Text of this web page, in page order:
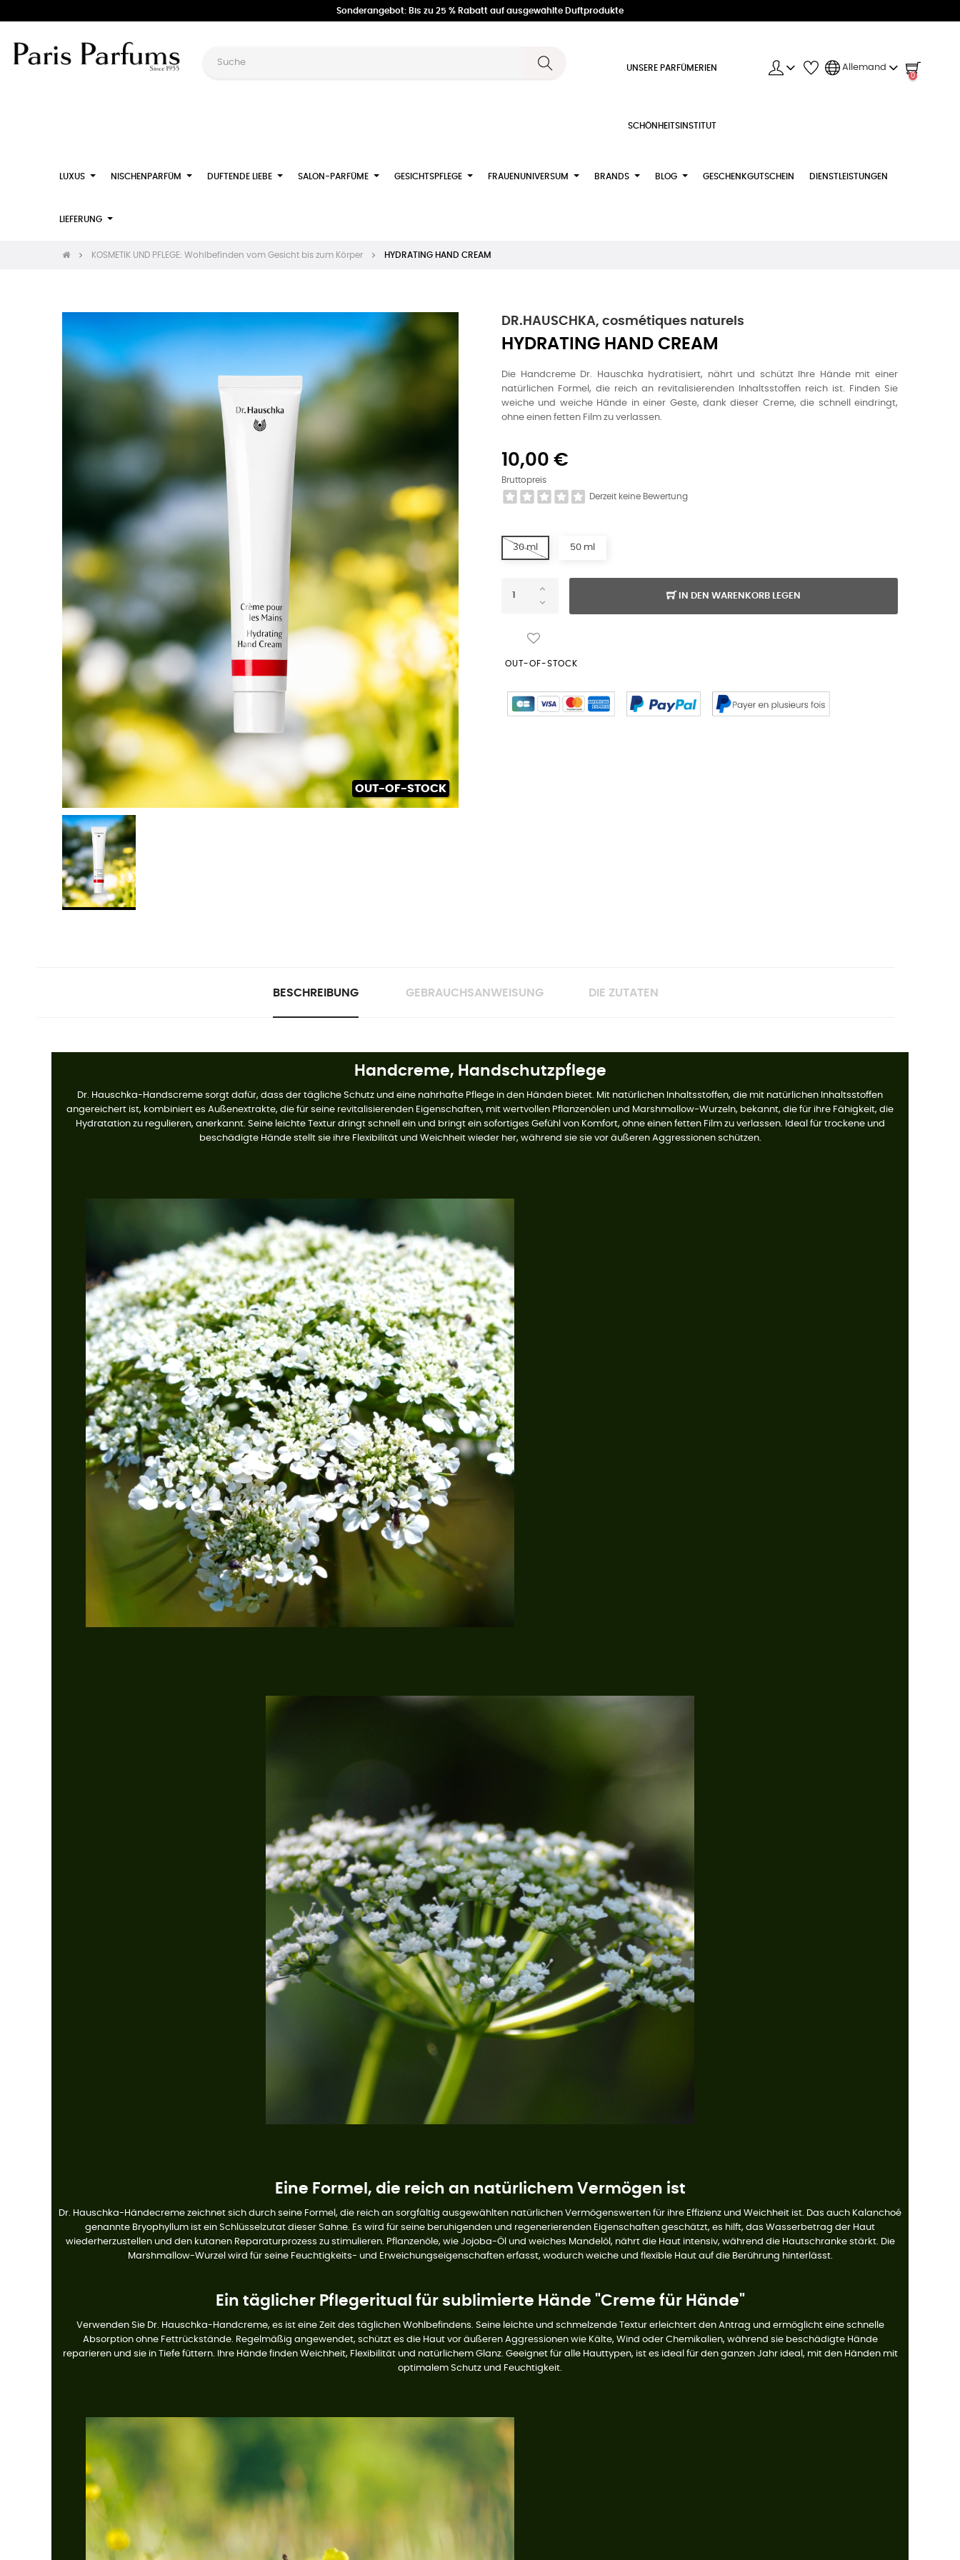
Sonderangebot: Bis zu 25 % Rabatt auf ausgewählte Duftprodukte
UNSERE PARFÜMERIEN
SCHÖNHEITSINSTITUT
Allemand
0
LUXUS NISCHENPARFÜM DUFTENDE LIEBE SALON-PARFÜME GESICHTSPFLEGE FRAUENUNIVERSUM BRANDS BLOG GESCHENKGUTSCHEIN DIENSTLEISTUNGEN
LIEFERUNG
KOSMETIK UND PFLEGE: Wohlbefinden vom Gesicht bis zum Körper HYDRATING HAND CREAM
OUT-OF-STOCK
DR.HAUSCHKA, cosmétiques naturels
HYDRATING HAND CREAM
Die Handcreme Dr. Hauschka hydratisiert, nährt und schützt Ihre Hände mit einer
natürlichen Formel, die reich an revitalisierenden Inhaltsstoffen reich ist. Finden Sie
weiche und weiche Hände in einer Geste, dank dieser Creme, die schnell eindringt,
ohne einen fetten Film zu verlassen.
10,00 €
Bruttopreis
Derzeit keine Bewertung
30 ml 50 ml
IN DEN WARENKORB LEGEN
OUT-OF-STOCK
BESCHREIBUNG GEBRAUCHSANWEISUNG DIE ZUTATEN
Handcreme, Handschutzpflege
Dr. Hauschka-Handscreme sorgt dafür, dass der tägliche Schutz und eine nahrhafte Pflege in den Händen bietet. Mit natürlichen Inhaltsstoffen, die mit natürlichen Inhaltsstoffen
angereichert ist, kombiniert es Außenextrakte, die für seine revitalisierenden Eigenschaften, mit wertvollen Pflanzenölen und Marshmallow-Wurzeln, bekannt, die für ihre Fähigkeit, die
Hydratation zu regulieren, anerkannt. Seine leichte Textur dringt schnell ein und bringt ein sofortiges Gefühl von Komfort, ohne einen fetten Film zu verlassen. Ideal für trockene und
beschädigte Hände stellt sie ihre Flexibilität und Weichheit wieder her, während sie sie vor äußeren Aggressionen schützen.
Eine Formel, die reich an natürlichem Vermögen ist
Dr. Hauschka-Händecreme zeichnet sich durch seine Formel, die reich an sorgfältig ausgewählten natürlichen Vermögenswerten für ihre Effizienz und Weichheit ist. Das auch Kalanchoé
genannte Bryophyllum ist ein Schlüsselzutat dieser Sahne. Es wird für seine beruhigenden und regenerierenden Eigenschaften geschätzt, es hilft, das Wasserbetrag der Haut
wiederherzustellen und den kutanen Reparaturprozess zu stimulieren. Pflanzenöle, wie Jojoba-Öl und weiches Mandelöl, nährt die Haut intensiv, während die Hautschranke stärkt. Die
Marshmallow-Wurzel wird für seine Feuchtigkeits- und Erweichungseigenschaften erfasst, wodurch weiche und flexible Haut auf die Berührung hinterlässt.
Ein täglicher Pflegeritual für sublimierte Hände "Creme für Hände"
Verwenden Sie Dr. Hauschka-Handcreme, es ist eine Zeit des täglichen Wohlbefindens. Seine leichte und schmelzende Textur erleichtert den Antrag und ermöglicht eine schnelle
Absorption ohne Fettrückstände. Regelmäßig angewendet, schützt es die Haut vor äußeren Aggressionen wie Kälte, Wind oder Chemikalien, während sie beschädigte Hände
reparieren und sie in Tiefe füttern. Ihre Hände finden Weichheit, Flexibilität und natürlichem Glanz. Geeignet für alle Hauttypen, ist es ideal für den ganzen Jahr ideal, mit den Händen mit
optimalem Schutz und Feuchtigkeit.